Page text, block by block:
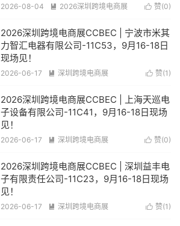
 赞(0)
2026-08-04  2026深圳跨境电商展
2026深圳跨境电商展CCBEC | 宁波市米其
力智汇电器有限公司-11C53，9月16-18日
现场见！
 赞(1 )
2026-06-17  深圳跨境电商展
2026深圳跨境电商展CCBEC | 上海天巡电
子设备有限公司-11C41，9月16-18日现场
见！
 赞(0)
2026-06-17  深圳跨境电商展
2026深圳跨境电商展CCBEC | 深圳益丰电
子有限责任公司-11C23，9月16-18日现场
见！
 赞(1 )
2026-06-17  深圳跨境电商展